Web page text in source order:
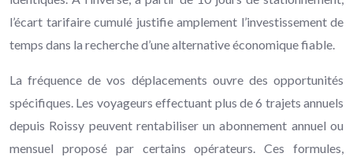
l’écart tarifaire cumulé justifie amplement l’investissement de
temps dans la recherche d’une alternative économique fiable.
La fréquence de vos déplacements ouvre des opportunités
spécifiques. Les voyageurs effectuant plus de 6 trajets annuels
depuis Roissy peuvent rentabiliser un abonnement annuel ou
mensuel proposé par certains opérateurs. Ces formules,